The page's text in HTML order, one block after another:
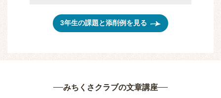
3年生の課題と添削例を見る
みちくさクラブの文章講座